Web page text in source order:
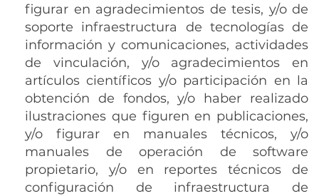
figurar en agradecimientos de tesis, y/o de
soporte infraestructura de tecnologías de
información y comunicaciones, actividades
de vinculación, y/o agradecimientos en
artículos científicos y/o participación en la
obtención de fondos, y/o haber realizado
ilustraciones que figuren en publicaciones,
y/o figurar en manuales técnicos, y/o
manuales de operación de software
propietario, y/o en reportes técnicos de
configuración de infraestructura de